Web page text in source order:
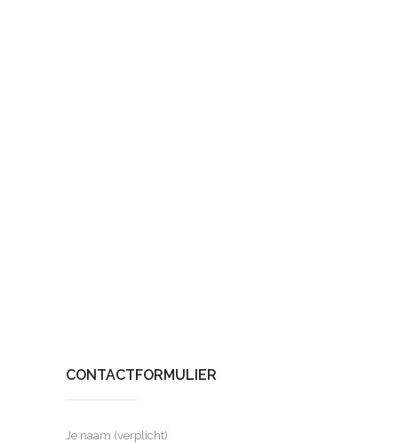
CONTACTFORMULIER
Je naam (verplicht)